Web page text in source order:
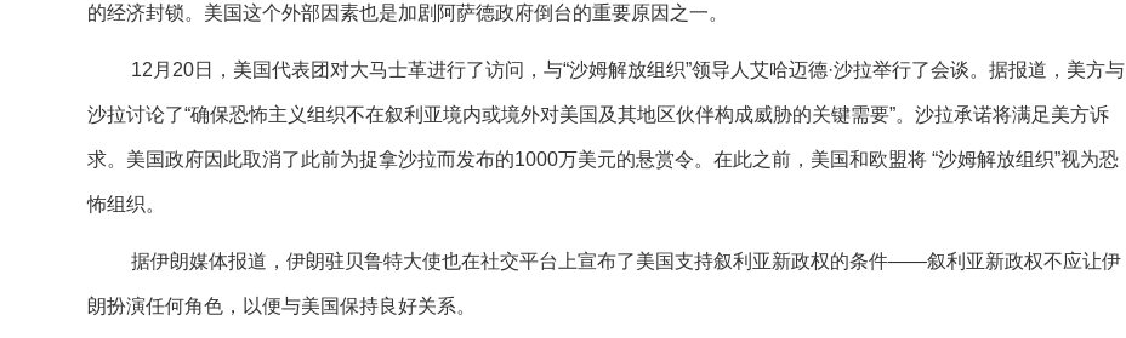
的经济封锁。美国这个外部因素也是加剧阿萨德政府倒台的重要原因之一。
12月20日，美国代表团对大马士革进行了访问，与“沙姆解放组织”领导人艾哈迈德·沙拉举行了会谈。据报道，美方与
沙拉讨论了“确保恐怖主义组织不在叙利亚境内或境外对美国及其地区伙伴构成威胁的关键需要”。沙拉承诺将满足美方诉
求。美国政府因此取消了此前为捉拿沙拉而发布的1000万美元的悬赏令。在此之前，美国和欧盟将 “沙姆解放组织”视为恐
怖组织。
据伊朗媒体报道，伊朗驻贝鲁特大使也在社交平台上宣布了美国支持叙利亚新政权的条件——叙利亚新政权不应让伊
朗扮演任何角色，以便与美国保持良好关系。